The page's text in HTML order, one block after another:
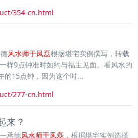
354-cn.html
风水师于凤磊根据堪宅实例撰写，转载
样9点钟准时如约与福主见面。看风水的
的15点钟，因为这个时...
277-cn.html
来？
承德风水师于凤磊 ，根据堪宅实例选择